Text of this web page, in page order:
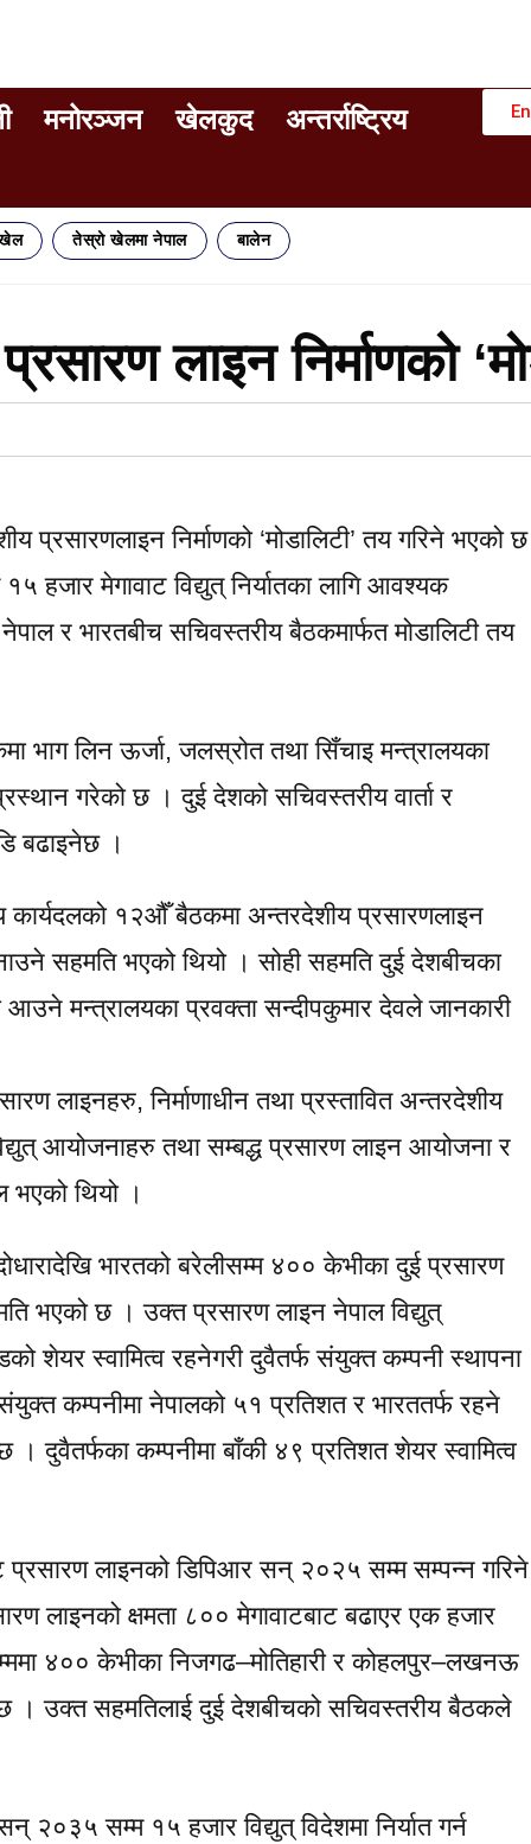
मनोरञ्जन खेलकुद अन्तर्राष्ट्रिय
तेस्रो खेलमा नेपाल बालेन
लाइन निर्माणको
प्रसारणलाइन निर्माणको ‘मोडालिटी’ तय गरिने भएको छ
मेगावाट विद्युत् निर्यातका लागि आवश्यक
नेपाल र भारतबीच सचिवस्तरीय बैठकमार्फत मोडालिटी तय
भाग लिन ऊर्जा, जलस्रोत तथा सिँचाइ मन्त्रालयका
गरेको छ । दुई देशको सचिवस्तरीय वार्ता र
बढाइनेछ ।
कार्यदलको १२औँ बैठकमा अन्तरदेशीय प्रसारणलाइन
सहमति भएको थियो । सोही सहमति दुई देशबीचका
मन्त्रालयका प्रवक्ता सन्दीपकुमार देवले जानकारी
लाइनहरु, निर्माणाधीन तथा प्रस्तावित अन्तरदेशीय
आयोजनाहरु तथा सम्बद्ध प्रसारण लाइन आयोजना र
भएको थियो ।
भारतको बरेलीसम्म ४०० केभीका दुई प्रसारण
भएको छ । उक्त प्रसारण लाइन नेपाल विद्युत्
शेयर स्वामित्व रहनेगरी दुवैतर्फ संयुक्त कम्पनी स्थापना
कम्पनीमा नेपालको ५१ प्रतिशत र भारततर्फ रहने
दुवैतर्फका कम्पनीमा बाँकी ४९ प्रतिशत शेयर स्वामित्व
लाइनको डिपिआर सन् २०२५ सम्म सम्पन्न गरिने
लाइनको क्षमता ८०० मेगावाटबाट बढाएर एक हजार
४०० केभीका निजगढ–मोतिहारी र कोहलपुर–लखनऊ
छ । उक्त सहमतिलाई दुई देशबीचको सचिवस्तरीय बैठकले
सम्म १५ हजार विद्युत् विदेशमा निर्यात गर्न